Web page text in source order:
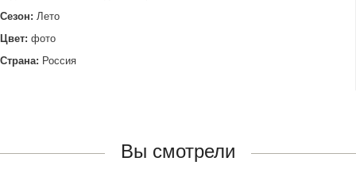
Сезон: Лето
Цвет: фото
Страна: Россия
Вы смотрели